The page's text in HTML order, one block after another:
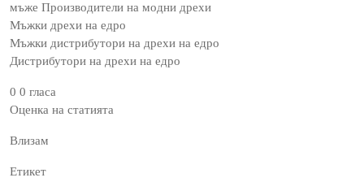
мъже Производители на модни дрехи
Мъжки дрехи на едро
Мъжки дистрибутори на дрехи на едро
Дистрибутори на дрехи на едро
0 0 гласа
Оценка на статията
Влизам
Етикет